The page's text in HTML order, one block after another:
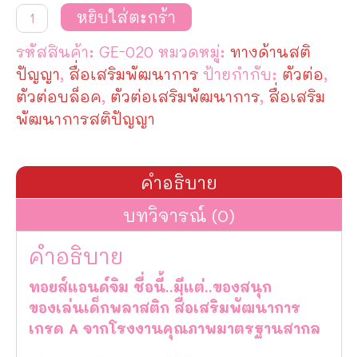
จำนวน
ตัว
ต่อ
คอน
โด
ฐาน
ดอกไม้
ชิ้น
หยิบใส่ตะกร้า
รหัสสินค้า: GE-020 หมวดหมู่: ทางด้านสติ
ปัญญา, สื่อเสริมพัฒนาการ ป้ายกำกับ: ตัวต่อ,
ตัวต่อบล็อค, ตัวต่อเสริมพัฒนาการ, สื่อเสริม
พัฒนาการสติปัญญา
คำอธิบาย
บทวิจารณ์ (0)
คำอธิบาย
ทอยส์แอนด์จิม ชื่อนี้..มีแต่..ของสนุก
ของเล่นเด็กพลาสติก สื่อเสริมพัฒนาการ
เกรด A จากโรงงานคุณภาพมาตรฐานสากล